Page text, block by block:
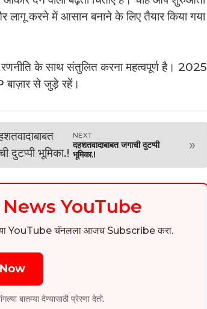
लागू करने में आसान बनाने के लिए तैयार किया गया
के साथ संतुलित करना महत्वपूर्ण है। 2025
से जुड़े रहें।
NEXT
दहशतवादाबाबत जगाची दुटप्पी
भूमिका.!
»
YouTube
YouTube चॅनलला आजच Subscribe करा.
बातम्या देण्यासाठी प्रेरणा देतो.